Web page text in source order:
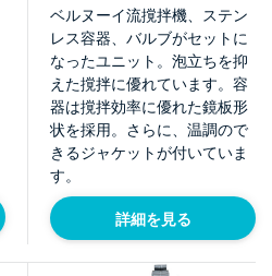
【KU-DTK-J】
ベルヌーイ流撹拌機、ステン
レス容器、バルブがセットに
なったユニット。泡立ちを抑
えた撹拌に優れています。容
器は撹拌効率に優れた鏡板形
状を採用。さらに、温調ので
きるジャケットが付いていま
す。
詳細を見る